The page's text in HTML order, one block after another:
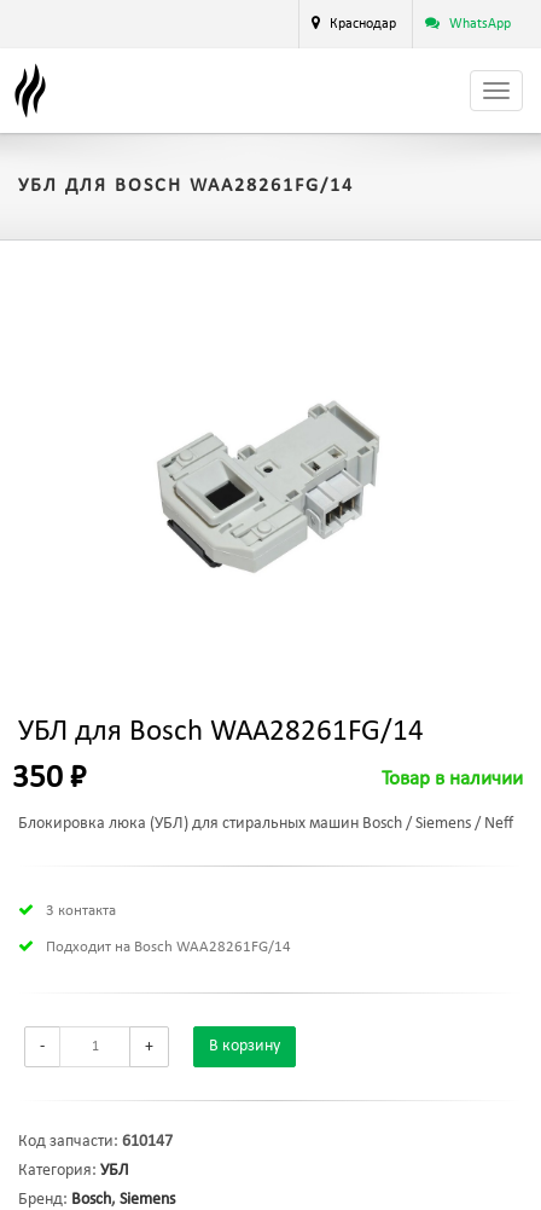
Краснодар WhatsApp
УБЛ ДЛЯ BOSCH WAA28261FG/14
УБЛ для Bosch WAA28261FG/14
350 ₽ Товар в наличии
Блокировка люка (УБЛ) для стиральных машин Bosch / Siemens / Neff
3 контакта
Подходит на Bosch WAA28261FG/14
- + В корзину
Код запчасти: 610147
Категория: УБЛ
Бренд: Bosch, Siemens